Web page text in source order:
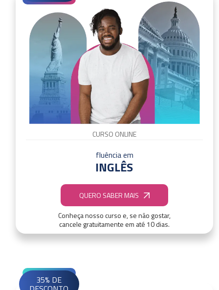
CURSO ONLINE
fluência em
INGLÊS
QUERO SABER MAIS
Conheça nosso curso e, se não gostar,
cancele gratuitamente em até 10 dias.
35% DE